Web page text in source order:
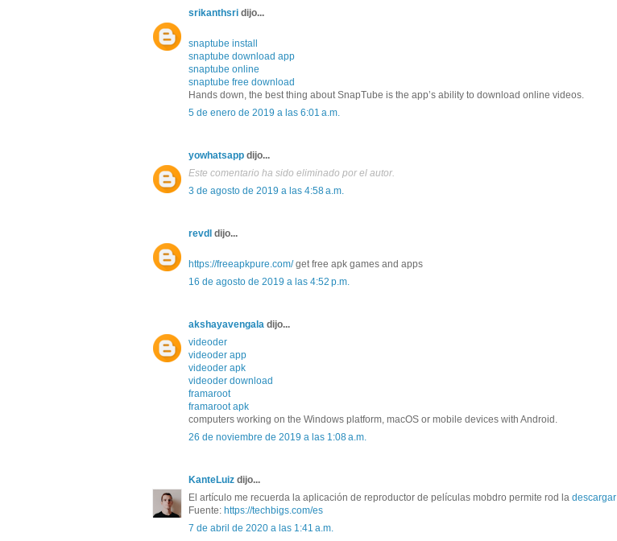
srikanthsri dijo...
snaptube install
snaptube download app
snaptube online
snaptube free download
Hands down, the best thing about SnapTube is the app’s ability to download online videos.
5 de enero de 2019 a las 6:01 a.m.
yowhatsapp dijo...
Este comentario ha sido eliminado por el autor.
3 de agosto de 2019 a las 4:58 a.m.
revdl dijo...
https://freeapkpure.com/get free apk games and apps
16 de agosto de 2019 a las 4:52 p.m.
akshayavengala dijo...
videoder
videoder app
videoder apk
videoder download
framaroot
framaroot apk
computers working on the Windows platform, macOS or mobile devices with Android.
26 de noviembre de 2019 a las 1:08 a.m.
KanteLuiz dijo...
El artículo me recuerda la aplicación de reproductor de películas mobdro permite rod la descargar
Fuente: https://techbigs.com/es
7 de abril de 2020 a las 1:41 a.m.